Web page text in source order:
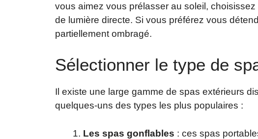
vous aimez vous prélasser au soleil,
de lumière directe. Si vous préférez vous
partiellement ombragé.
Sélectionner le type de
Il existe une large gamme de spas extérieurs
quelques-uns des types les plus populaires :
Les spas gonflables : ces spas